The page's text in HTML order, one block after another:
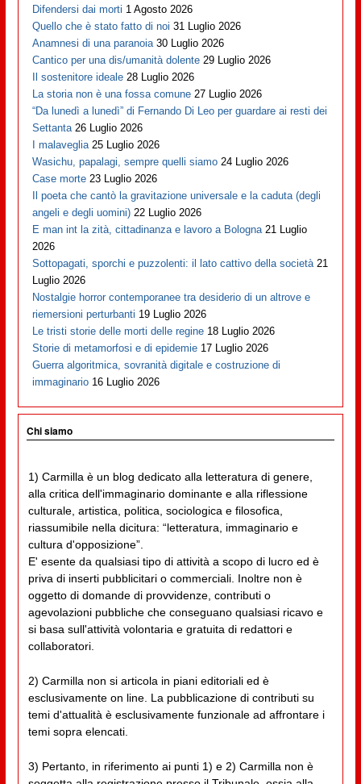
Difendersi dai morti 1 Agosto 2026
Quello che è stato fatto di noi 31 Luglio 2026
Anamnesi di una paranoia 30 Luglio 2026
Cantico per una dis/umanità dolente 29 Luglio 2026
Il sostenitore ideale 28 Luglio 2026
La storia non è una fossa comune 27 Luglio 2026
“Da lunedì a lunedì” di Fernando Di Leo per guardare ai resti dei
Settanta 26 Luglio 2026
I malaveglia 25 Luglio 2026
Wasichu, papalagi, sempre quelli siamo 24 Luglio 2026
Case morte 23 Luglio 2026
Il poeta che cantò la gravitazione universale e la caduta (degli
angeli e degli uomini) 22 Luglio 2026
E man int la zità, cittadinanza e lavoro a Bologna 21 Luglio
2026
Sottopagati, sporchi e puzzolenti: il lato cattivo della società 21
Luglio 2026
Nostalgie horror contemporanee tra desiderio di un altrove e
riemersioni perturbanti 19 Luglio 2026
Le tristi storie delle morti delle regine 18 Luglio 2026
Storie di metamorfosi e di epidemie 17 Luglio 2026
Guerra algoritmica, sovranità digitale e costruzione di
immaginario 16 Luglio 2026
Chi siamo
1) Carmilla è un blog dedicato alla letteratura di genere,
alla critica dell'immaginario dominante e alla riflessione
culturale, artistica, politica, sociologica e filosofica,
riassumibile nella dicitura: “letteratura, immaginario e
cultura d'opposizione”.
E' esente da qualsiasi tipo di attività a scopo di lucro ed è
priva di inserti pubblicitari o commerciali. Inoltre non è
oggetto di domande di provvidenze, contributi o
agevolazioni pubbliche che conseguano qualsiasi ricavo e
si basa sull'attività volontaria e gratuita di redattori e
collaboratori.
2) Carmilla non si articola in piani editoriali ed è
esclusivamente on line. La pubblicazione di contributi su
temi d'attualità è esclusivamente funzionale ad affrontare i
temi sopra elencati.
3) Pertanto, in riferimento ai punti 1) e 2) Carmilla non è